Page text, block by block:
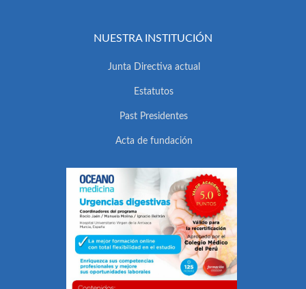
NUESTRA INSTITUCIÓN
Junta Directiva actual
Estatutos
Past Presidentes
Acta de fundación